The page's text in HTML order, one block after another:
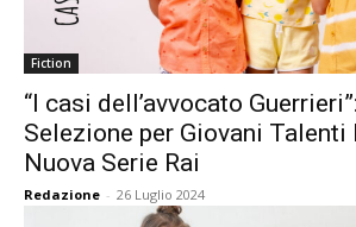
Fiction
“I casi dell’avvocato
Selezione per Giovani
Nuova Serie Rai
Redazione - 26 Luglio 2024